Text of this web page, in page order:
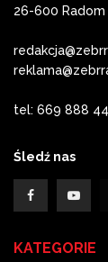
26-600 Radom
tel: 669 888
Śledź nas
KATEGORIE